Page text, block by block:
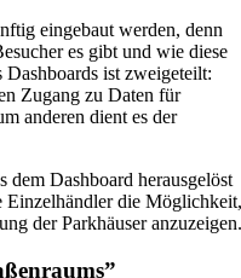
eingebaut werden, denn
es gibt und wie diese
ist zweigeteilt:
Zugang zu Daten für
anderen dient es der
dem Dashboard herausgelöst
Einzelhändler die
der Parkhäuser